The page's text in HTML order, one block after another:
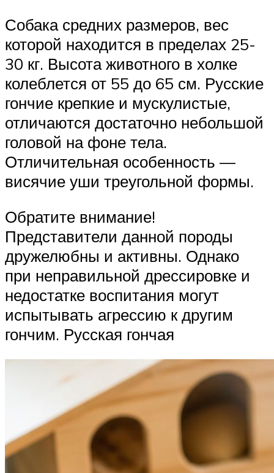
Собака средних размеров, вес
которой находится в пределах 25-
30 кг. Высота животного в холке
колеблется от 55 до 65 см. Русские
гончие крепкие и мускулистые,
отличаются достаточно небольшой
головой на фоне тела.
Отличительная особенность —
висячие уши треугольной формы.
Обратите внимание!
Представители данной породы
дружелюбны и активны. Однако
при неправильной дрессировке и
недостатке воспитания могут
испытывать агрессию к другим
гончим. Русская гончая